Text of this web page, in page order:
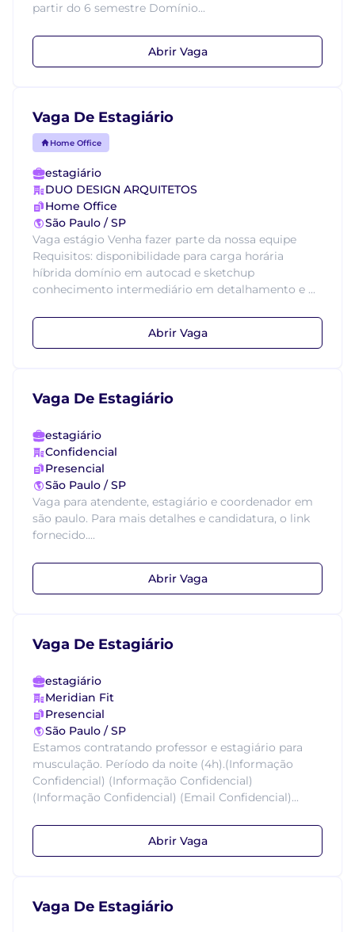
partir do 6 semestre Domínio...
Abrir Vaga
Vaga De Estagiário
Home Office
estagiário
DUO DESIGN ARQUITETOS
Home Office
São Paulo / SP
Vaga estágio Venha fazer parte da nossa equipe
Requisitos: disponibilidade para carga horária
híbrida domínio em autocad e sketchup
conhecimento intermediário em detalhamento e ...
Abrir Vaga
Vaga De Estagiário
estagiário
Confidencial
Presencial
São Paulo / SP
Vaga para atendente, estagiário e coordenador em
são paulo. Para mais detalhes e candidatura, o link
fornecido....
Abrir Vaga
Vaga De Estagiário
estagiário
Meridian Fit
Presencial
São Paulo / SP
Estamos contratando professor e estagiário para
musculação. Período da noite (4h).(Informação
Confidencial) (Informação Confidencial)
(Informação Confidencial) (Email Confidencial)...
Abrir Vaga
Vaga De Estagiário